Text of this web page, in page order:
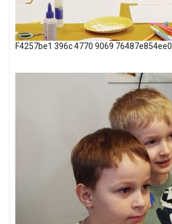
F4257be1 396c 4770 9069 76487e854ee0